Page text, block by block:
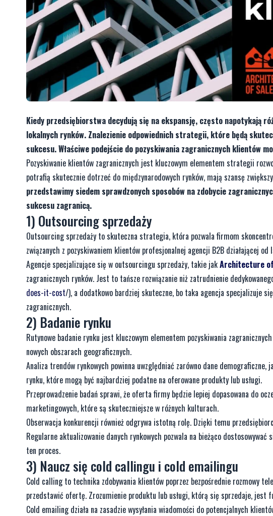
Kiedy przedsiębiorstwa decydują się na ekspansję, często napotykają
lokalnych rynków. Znalezienie odpowiednich strategii, które będą
sukcesu. Właściwe podejście do pozyskiwania zagranicznych klientów
Pozyskiwanie klientów zagranicznych jest kluczowym elementem strategii
potrafią skutecznie dotrzeć do międzynarodowych rynków, mają szansę
przedstawimy siedem sprawdzonych sposobów na zdobycie
sukcesu zagranicą.
1) Outsourcing sprzedaży
Outsourcing sprzedaży to skuteczna strategia, która pozwala firmom
związanych z pozyskiwaniem klientów profesjonalnej agencji B2B działającej
Agencje specjalizujące się w outsourcingu sprzedaży, takie jakArchitecture
zagranicznych rynków. Jest to tańsze rozwiązanie niż zatrudnienie
does-it-cost/), a dodatkowo bardziej skuteczne, bo taka agencja specjalizuje
zagranicznych.
2) Badanie rynku
Rutynowe badanie rynku jest kluczowym elementem pozyskiwania
nowych obszarach geograficznych.
Analiza trendów rynkowych powinna uwzględniać zarówno dane
rynku, które mogą być najbardziej podatne na oferowane produkty lub usługi.
Przeprowadzenie badań sprawi, że oferta firmy będzie lepiej dopasowana do
marketingowych, które są skuteczniejsze w różnych kulturach.
Obserwacja konkurencji również odgrywa istotną rolę. Dzięki temu
Regularne aktualizowanie danych rynkowych pozwala na bieżąco
ten proces.
3) Naucz się cold callingu i cold emailingu
Cold calling to technika zdobywania klientów poprzez bezpośrednie rozmowy
przedstawić ofertę. Zrozumienie produktu lub usługi, którą się sprzedaje, jest
Cold emailing działa na zasadzie wysyłania wiadomości do potencjalnych